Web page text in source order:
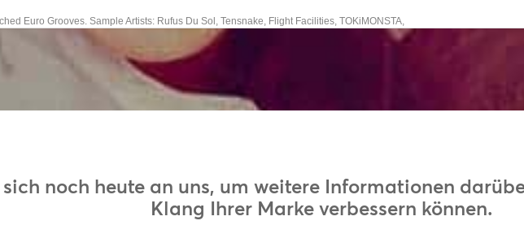
Euro Grooves. Sample Artists: Rufus Du Sol, Tensnake, Flight Facilities, TOKiMONSTA,
BRONSON, Kraak And Smaak, Satin Jackets, Fakear
Mixes. Sample Artists: Above and Beyond, Kaskade, Felix Cartal, Steve Aoki, Diplo, Robin
sich noch heute an uns, um weitere Informationen
Klang Ihrer Marke verbessern können.